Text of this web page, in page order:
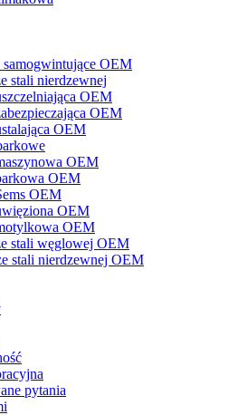
OEM
stali nierdzewnej
OEM
OEM
OEM
OEM
OEM
OEM
OEM
OEM
stali węglowej OEM
stali nierdzewnej OEM
pytania